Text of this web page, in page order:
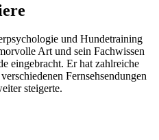
und Hundetraining
Art und sein Fachwissen
eingebracht. Er hat zahlreiche
Fernsehsendungen
steigerte.